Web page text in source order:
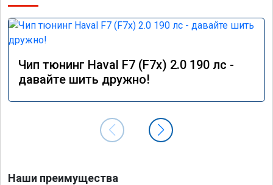
Чип тюнинг Haval F7 (F7x) 2.0 190 лс -
давайте шить дружно!
Наши преимущества